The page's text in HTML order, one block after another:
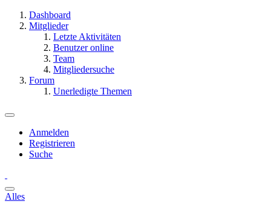
Dashboard
Mitglieder
Letzte Aktivitäten
Benutzer online
Team
Mitgliedersuche
Forum
Unerledigte Themen
Anmelden
Registrieren
Suche
Alles